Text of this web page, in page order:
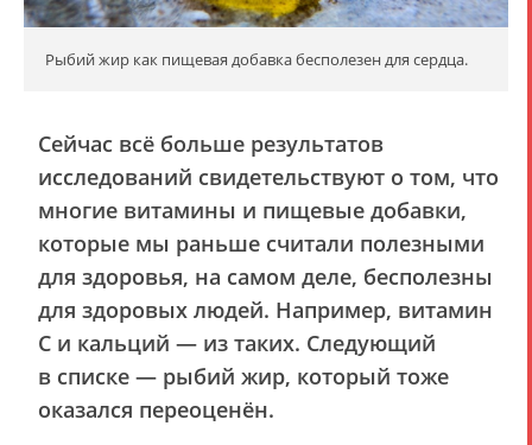
Рыбий жир как пищевая добавка бесполезен для сердца.
Сейчас всё больше результатов
исследований свидетельствуют о том, что
многие витамины и пищевые добавки,
которые мы раньше считали полезными
для здоровья, на самом деле, бесполезны
для здоровых людей. Например, витамин
C и кальций — из таких. Следующий
в списке — рыбий жир, который тоже
оказался переоценён.